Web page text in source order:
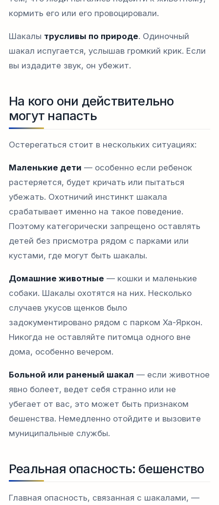
кормить его или его провоцировали.
Шакалы трусливы по природе. Одиночный
шакал испугается, услышав громкий крик. Если
вы издадите звук, он убежит.
На кого они действительно
могут напасть
Остерегаться стоит в нескольких ситуациях:
Маленькие дети — особенно если ребенок
растеряется, будет кричать или пытаться
убежать. Охотничий инстинкт шакала
срабатывает именно на такое поведение.
Поэтому категорически запрещено оставлять
детей без присмотра рядом с парками или
кустами, где могут быть шакалы.
Домашние животные — кошки и маленькие
собаки. Шакалы охотятся на них. Несколько
случаев укусов щенков было
задокументировано рядом с парком Ха-Яркон.
Никогда не оставляйте питомца одного вне
дома, особенно вечером.
Больной или раненый шакал — если животное
явно болеет, ведет себя странно или не
убегает от вас, это может быть признаком
бешенства. Немедленно отойдите и вызовите
муниципальные службы.
Реальная опасность: бешенство
Главная опасность, связанная с шакалами, —